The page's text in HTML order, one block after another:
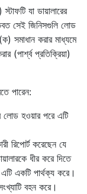
যা ডায়ালারের
সেই জিনিসগুলি লোড
সমাধান করার মাধ্যমে
(পার্শ্ব প্রতিক্রিয়া)
পারেন:
লোড হওয়ার পরে এটি
রিপোর্ট করেছেন যে
ধীর করে দিতে
একটি পার্থক্য করে।
বহন করে।